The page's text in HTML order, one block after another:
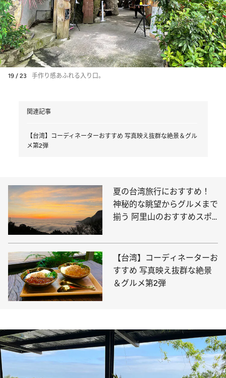
19 / 23 手作り感あふれる入り口。
関連記事
【台湾】コーディネーターおすすめ 写真映え抜群な絶景＆グル
メ第2弾
夏の台湾旅行におすすめ！
神秘的な眺望からグルメまで
揃う 阿里山のおすすめスポ
【台湾】コーディネーターお
すすめ 写真映え抜群な絶景
＆グルメ第2弾